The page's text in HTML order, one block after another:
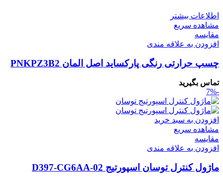
اطلاعات بیشتر
مشاهده سریع
مقایسه
افزودن به علاقه مندی
چسپ حرارتی رنگی پارکساید اصل المان PNKPZ3B2
تماس بگیرید
-7%
افزودن به سبد خرید
مشاهده سریع
مقایسه
افزودن به علاقه مندی
ماژول کنترل توسان اسپورتیج D397-CG6AA-02